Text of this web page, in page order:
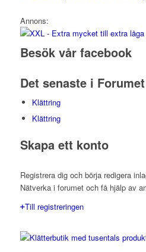
Annons:
Besök vår facebook
Det senaste i Forumet
Klättring
Klättring
Skapa ett konto
Registrera dig och börja redigera
Nätverka i forumet och få hjälp av
Till registreringen